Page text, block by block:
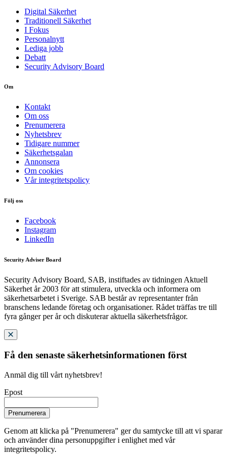
Digital Säkerhet
Traditionell Säkerhet
I Fokus
Personalnytt
Lediga jobb
Debatt
Security Advisory Board
Om
Kontakt
Om oss
Prenumerera
Nyhetsbrev
Tidigare nummer
Säkerhetsgalan
Annonsera
Om cookies
Vår integritetspolicy
Följ oss
Facebook
Instagram
LinkedIn
Security Adviser Board
Security Advisory Board, SAB, instiftades av tidningen Aktuell
Säkerhet år 2003 för att stimulera, utveckla och informera om
säkerhetsarbetet i Sverige. SAB består av representanter från
branschens ledande företag och organisationer. Rådet träffas tre till
fyra gånger per år och diskuterar aktuella säkerhetsfrågor.
Få den senaste säkerhetsinformationen först
Anmäl dig till vårt nyhetsbrev!
Epost
Prenumerera
Genom att klicka på "Prenumerera" ger du samtycke till att vi sparar
och använder dina personuppgifter i enlighet med vår
integritetspolicy.